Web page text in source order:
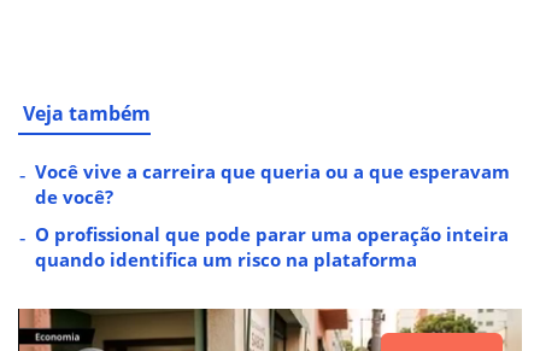
Veja também
Você vive a carreira que queria ou a que esperavam
de você?
O profissional que pode parar uma operação inteira
quando identifica um risco na plataforma